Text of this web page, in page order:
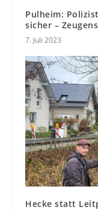
Pulheim:
sicher –
7. Juli 2023
Hecke statt